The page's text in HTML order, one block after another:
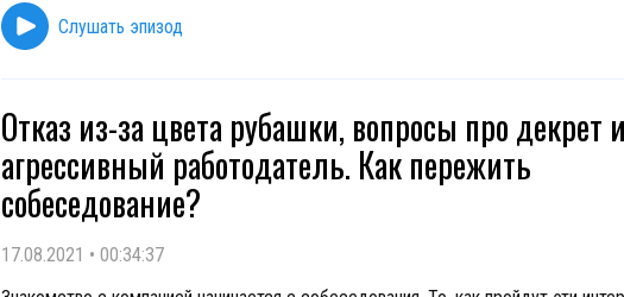
Слушать эпизод
Отказ из-за цвета рубашки, вопросы про декрет и
агрессивный работодатель. Как пережить
собеседование?
17.08.2021 • 00:34:37